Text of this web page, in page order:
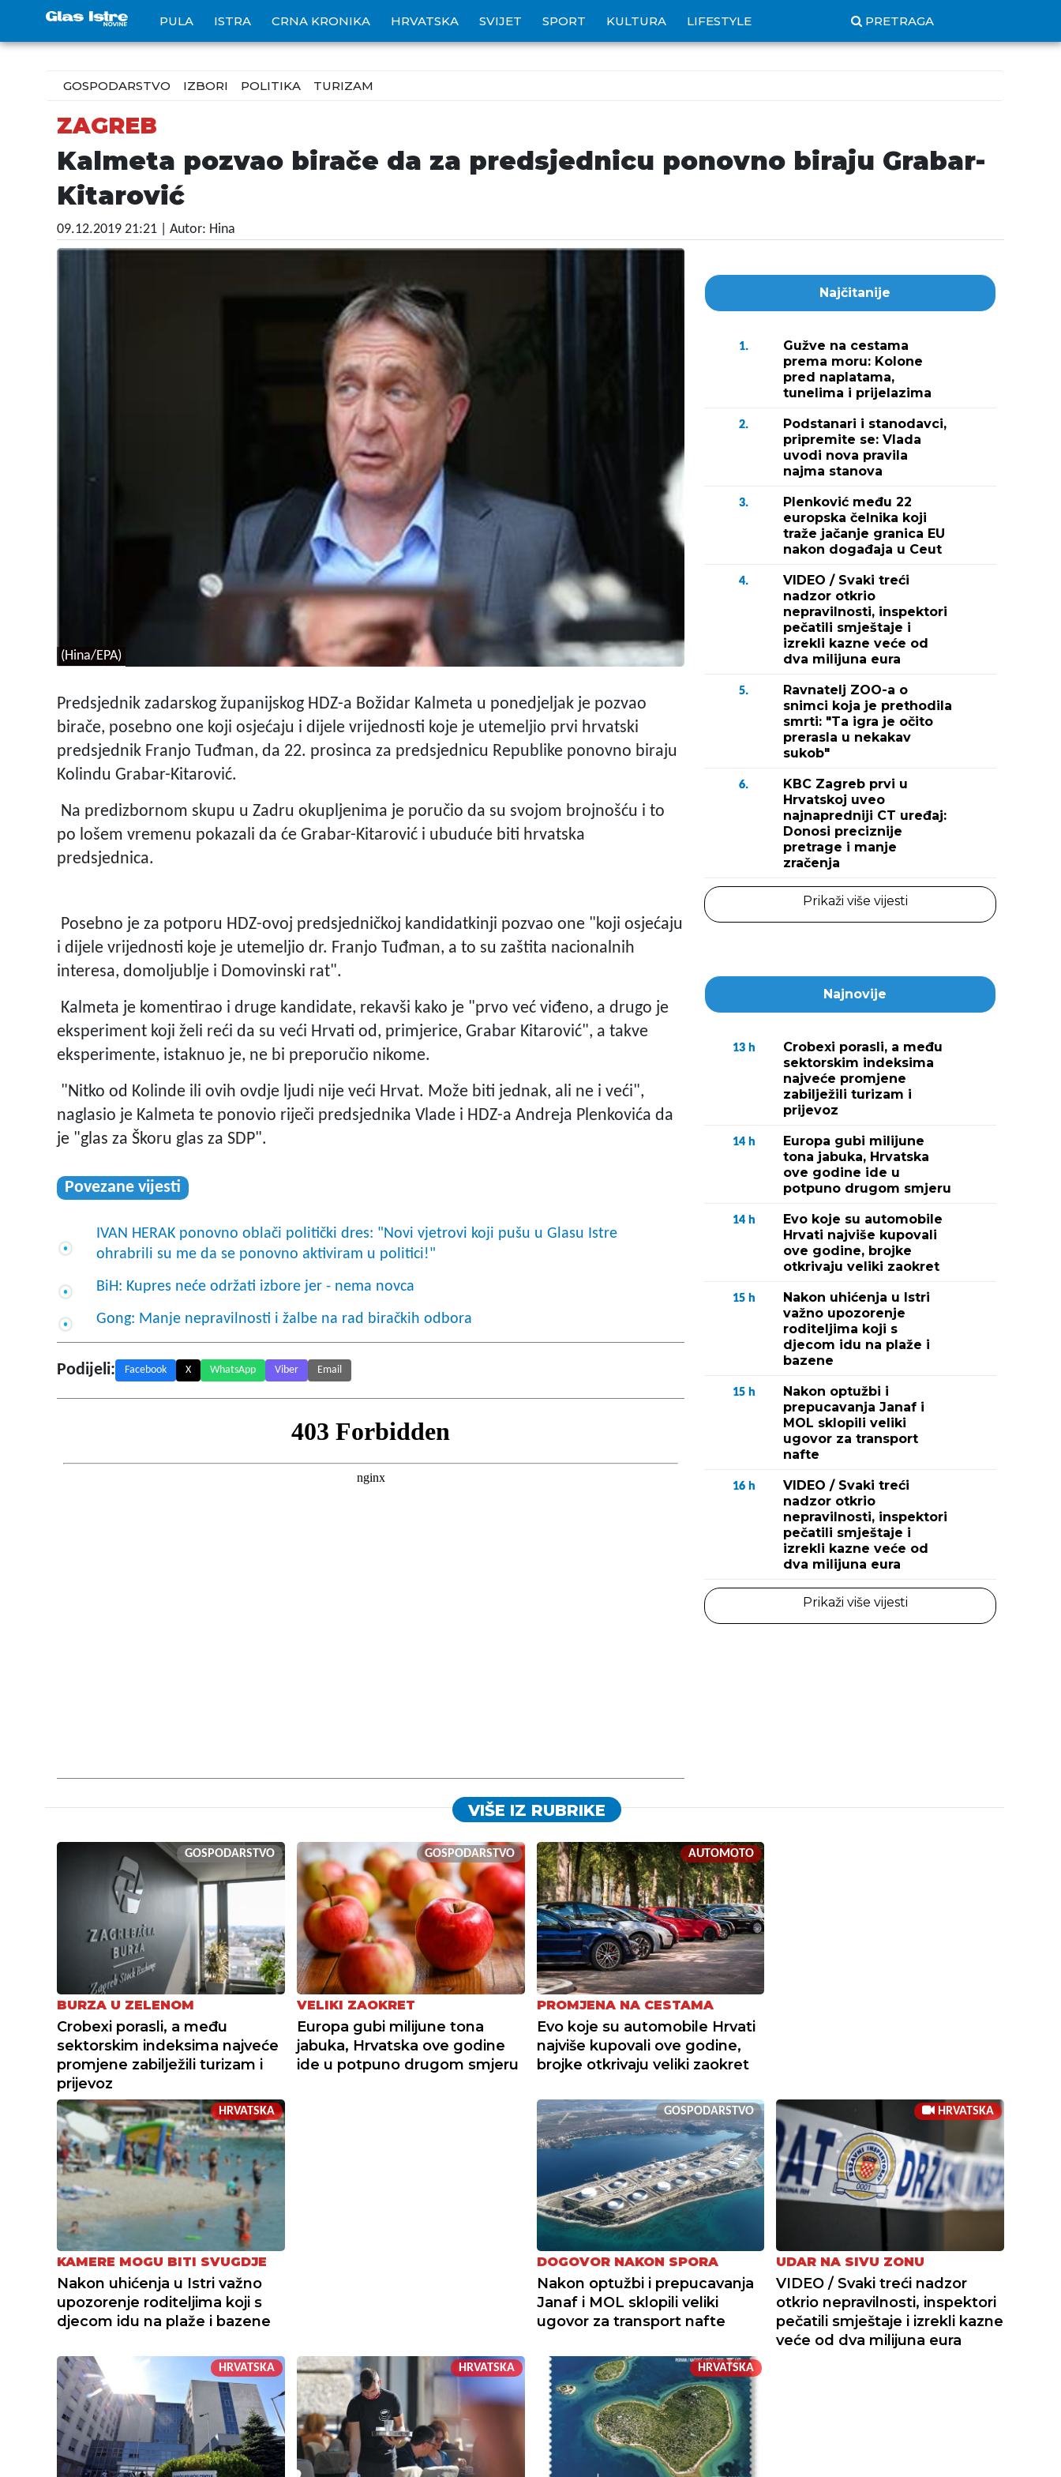
PULA ISTRA CRNA KRONIKA HRVATSKA SVIJET SPORT KULTURA LIFESTYLE PRETRAGA
GOSPODARSTVO IZBORI POLITIKA TURIZAM
ZAGREB
Kalmeta pozvao birače da za predsjednicu ponovno biraju Grabar-
Kitarović
09.12.2019 21:21 | Autor: Hina
(Hina/EPA)
Predsjednik zadarskog županijskog HDZ-a Božidar Kalmeta u ponedjeljak je pozvao
birače, posebno one koji osjećaju i dijele vrijednosti koje je utemeljio prvi hrvatski
predsjednik Franjo Tuđman, da 22. prosinca za predsjednicu Republike ponovno biraju
Kolindu Grabar-Kitarović.
Na predizbornom skupu u Zadru okupljenima je poručio da su svojom brojnošću i to
po lošem vremenu pokazali da će Grabar-Kitarović i ubuduće biti hrvatska
predsjednica.
Posebno je za potporu HDZ-ovoj predsjedničkoj kandidatkinji pozvao one "koji osjećaju
i dijele vrijednosti koje je utemeljio dr. Franjo Tuđman, a to su zaštita nacionalnih
interesa, domoljublje i Domovinski rat".
Kalmeta je komentirao i druge kandidate, rekavši kako je "prvo već viđeno, a drugo je
eksperiment koji želi reći da su veći Hrvati od, primjerice, Grabar Kitarović", a takve
eksperimente, istaknuo je, ne bi preporučio nikome.
"Nitko od Kolinde ili ovih ovdje ljudi nije veći Hrvat. Može biti jednak, ali ne i veći",
naglasio je Kalmeta te ponovio riječi predsjednika Vlade i HDZ-a Andreja Plenkovića da
je "glas za Škoru glas za SDP".
Povezane vijesti
IVAN HERAK ponovno oblači politički dres: "Novi vjetrovi koji pušu u Glasu Istre
ohrabrili su me da se ponovno aktiviram u politici!"
BiH: Kupres neće održati izbore jer - nema novca
Gong: Manje nepravilnosti i žalbe na rad biračkih odbora
Podijeli: Facebook X WhatsApp Viber Email
Najčitanije
1.
Gužve na cestama
prema moru: Kolone
pred naplatama,
tunelima i prijelazima
2.
Podstanari i stanodavci,
pripremite se: Vlada
uvodi nova pravila
najma stanova
3.
Plenković među 22
europska čelnika koji
traže jačanje granica EU
nakon događaja u Ceut
4.
VIDEO / Svaki treći
nadzor otkrio
nepravilnosti, inspektori
pečatili smještaje i
izrekli kazne veće od
dva milijuna eura
5.
Ravnatelj ZOO-a o
snimci koja je prethodila
smrti: "Ta igra je očito
prerasla u nekakav
sukob"
6.
KBC Zagreb prvi u
Hrvatskoj uveo
najnapredniji CT uređaj:
Donosi preciznije
pretrage i manje
zračenja
Prikaži više vijesti
Najnovije
13 h
Crobexi porasli, a među
sektorskim indeksima
najveće promjene
zabilježili turizam i
prijevoz
14 h
Europa gubi milijune
tona jabuka, Hrvatska
ove godine ide u
potpuno drugom smjeru
14 h
Evo koje su automobile
Hrvati najviše kupovali
ove godine, brojke
otkrivaju veliki zaokret
15 h
Nakon uhićenja u Istri
važno upozorenje
roditeljima koji s
djecom idu na plaže i
bazene
15 h
Nakon optužbi i
prepucavanja Janaf i
MOL sklopili veliki
ugovor za transport
nafte
16 h
VIDEO / Svaki treći
nadzor otkrio
nepravilnosti, inspektori
pečatili smještaje i
izrekli kazne veće od
dva milijuna eura
Prikaži više vijesti
VIŠE IZ RUBRIKE
GOSPODARSTVO
BURZA U ZELENOM
Crobexi porasli, a među
sektorskim indeksima najveće
promjene zabilježili turizam i
prijevoz
GOSPODARSTVO
VELIKI ZAOKRET
Europa gubi milijune tona
jabuka, Hrvatska ove godine
ide u potpuno drugom smjeru
AUTOMOTO
PROMJENA NA CESTAMA
Evo koje su automobile Hrvati
najviše kupovali ove godine,
brojke otkrivaju veliki zaokret
HRVATSKA
KAMERE MOGU BITI SVUGDJE
Nakon uhićenja u Istri važno
upozorenje roditeljima koji s
djecom idu na plaže i bazene
GOSPODARSTVO
DOGOVOR NAKON SPORA
Nakon optužbi i prepucavanja
Janaf i MOL sklopili veliki
ugovor za transport nafte
HRVATSKA
UDAR NA SIVU ZONU
VIDEO / Svaki treći nadzor
otkrio nepravilnosti, inspektori
pečatili smještaje i izrekli kazne
veće od dva milijuna eura
HRVATSKA HRVATSKA HRVATSKA